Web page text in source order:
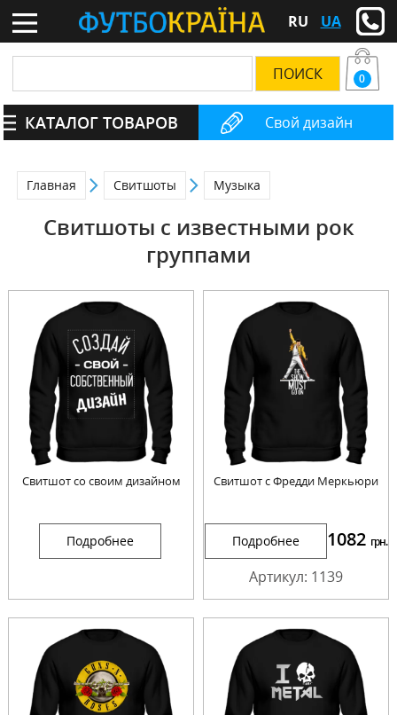
RU UA
Свой дизайн
0
КАТАЛОГ ТОВАРОВ
Главная Свитшоты Музыка
Свитшоты с известными рок
группами
Свитшот со своим дизайном
Подробнее
Свитшот с Фредди Меркьюри
Подробнее 1082 грн.
Артикул: 1139